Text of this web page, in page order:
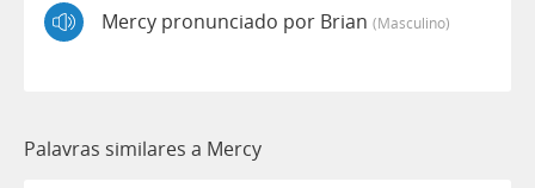
Mercy pronunciado por Brian (masculino)
Palavras similares a Mercy